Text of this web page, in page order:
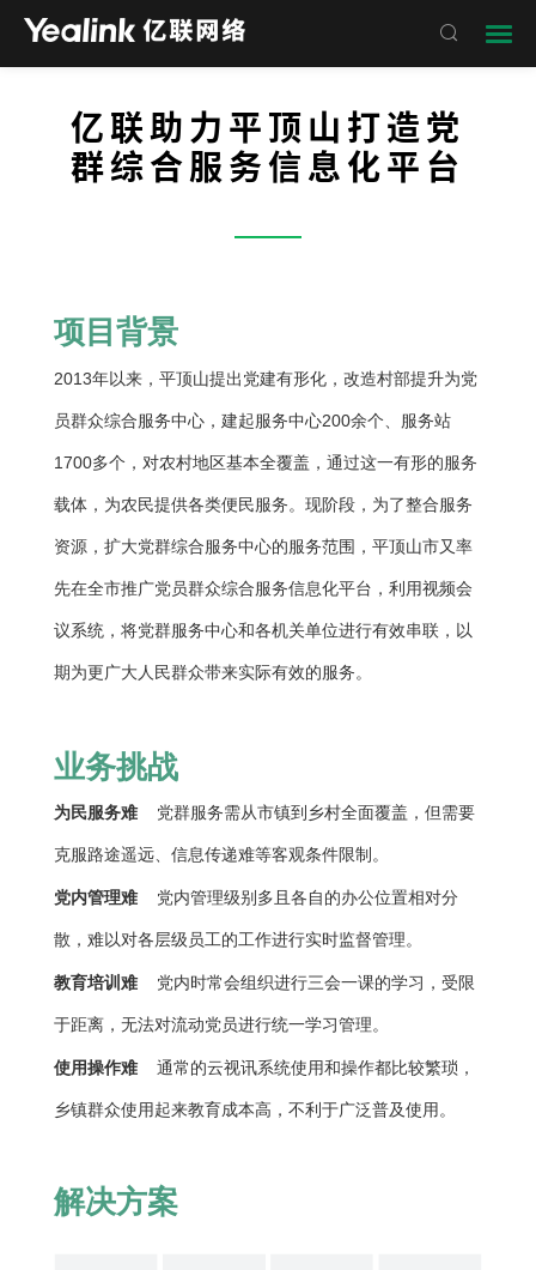

亿联助力平顶山打造党
群综合服务信息化平台
——
项目背景
2013年以来，平顶山提出党建有形化，改造村部提升为党
员群众综合服务中心，建起服务中心200余个、服务站
1700多个，对农村地区基本全覆盖，通过这一有形的服务
载体，为农民提供各类便民服务。现阶段，为了整合服务
资源，扩大党群综合服务中心的服务范围，平顶山市又率
先在全市推广党员群众综合服务信息化平台，利用视频会
议系统，将党群服务中心和各机关单位进行有效串联，以
期为更广大人民群众带来实际有效的服务。
业务挑战
为民服务难 党群服务需从市镇到乡村全面覆盖，但需要
克服路途遥远、信息传递难等客观条件限制。
党内管理难 党内管理级别多且各自的办公位置相对分
散，难以对各层级员工的工作进行实时监督管理。
教育培训难 党内时常会组织进行三会一课的学习，受限
于距离，无法对流动党员进行统一学习管理。
使用操作难 通常的云视讯系统使用和操作都比较繁琐，
乡镇群众使用起来教育成本高，不利于广泛普及使用。
解决方案